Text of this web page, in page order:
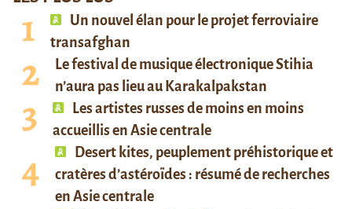
Un nouvel élan pour le projet ferroviaire
transafghan
Le festival de musique électronique Stihia
n’aura pas lieu au Karakalpakstan
Les artistes russes de moins en moins
accueillis en Asie centrale
Desert kites, peuplement préhistorique et
cratères d’astéroïdes : résumé de recherches
en Asie centrale